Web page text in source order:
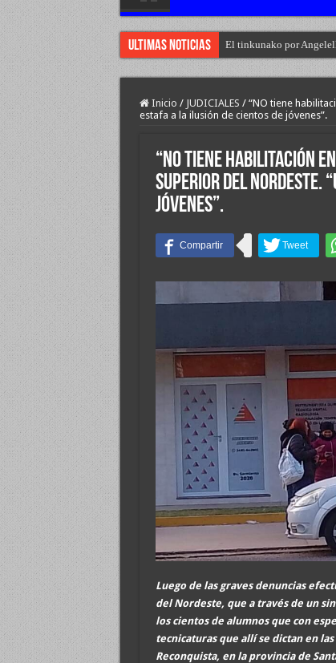
Ultimas Noticias El tinkunako por
Inicio / JUDICIALES / “NO tiene
estafa a la ilusión de cientos de jóvenes”.
“NO tiene habilitación
superior del Nordeste.
jóvenes”.
Luego de las graves denuncias
del Nordeste, que a través de un
los cientos de alumnos que con
tecnicaturas que allí se dictan en
Reconquista, en la provincia de